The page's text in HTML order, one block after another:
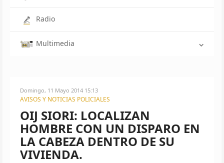
Radio
Multimedia
Domingo, 11 Mayo 2014 15:13
AVISOS Y NOTICIAS POLICIALES
OIJ SIORI: LOCALIZAN
HOMBRE CON UN DISPARO EN
LA CABEZA DENTRO DE SU
VIVIENDA.